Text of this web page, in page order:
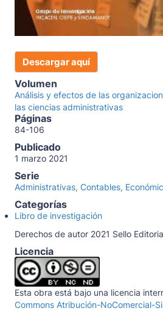
Descargar aquí
Volumen
Análisis y efectos de las
las ciencias administrativas
Páginas
84-106
Publicado
1 marzo 2021
Serie
Administrativas, Contables,
Categorías
Libro de investigación
Derechos de autor 2021 Sello
Licencia
Esta obra está bajo una licencia
Commons Atribución-NoComercial-